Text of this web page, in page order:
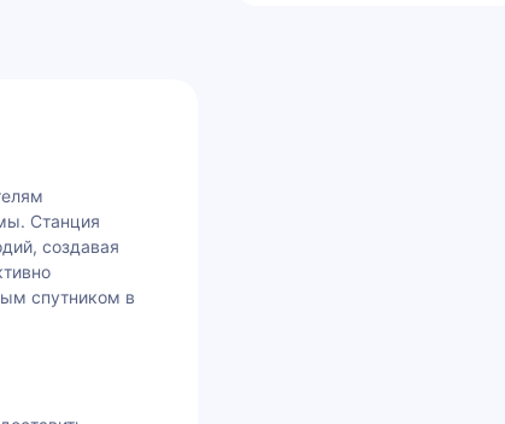
Станция
создавая
спутником в